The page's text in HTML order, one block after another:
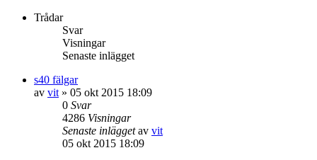
Trådar
Svar
Visningar
Senaste inlägget
s40 fälgar
av vit » 05 okt 2015 18:09
0 Svar
4286 Visningar
Senaste inläggetav vit
05 okt 2015 18:09